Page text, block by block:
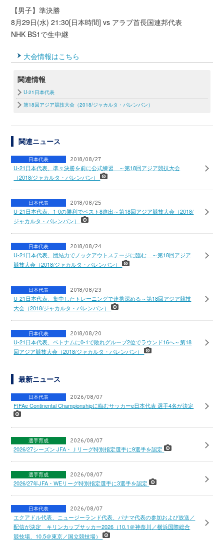
【男子】準決勝
8月29日(水) 21:30[日本時間] vs アラブ首長国連邦代表
NHK BS1で生中継
大会情報はこちら
関連情報
U-21日本代表
第18回アジア競技大会（2018/ジャカルタ・パレンバン）
関連ニュース
日本代表 2018/08/27
U-21日本代表、準々決勝を前に公式練習 ～第18回アジア競技大会
（2018/ジャカルタ・パレンバン）
日本代表 2018/08/25
U-21日本代表、1-0の勝利でベスト8進出～第18回アジア競技大会（2018/
ジャカルタ・パレンバン）
日本代表 2018/08/24
U-21日本代表、団結力でノックアウトステージに臨む ～第18回アジア
競技大会（2018/ジャカルタ・パレンバン）
日本代表 2018/08/23
U-21日本代表、集中したトレーニングで連携深める～第18回アジア競技
大会（2018/ジャカルタ・パレンバン）
日本代表 2018/08/20
U-21日本代表、ベトナムに0-1で敗れグループ2位でラウンド16へ～第18
回アジア競技大会（2018/ジャカルタ・パレンバン）
最新ニュース
日本代表 2026/08/07
FIFAe Continental Championshipに臨むサッカーe日本代表 選手4名が決定
選手育成 2026/08/07
2026/27シーズン JFA・Ｊリーグ特別指定選手に9選手を認定
選手育成 2026/08/07
2026/27年JFA・WEリーグ特別指定選手に3選手を認定
日本代表 2026/08/07
エクアドル代表、ニュージーランド代表、パナマ代表の参加および放送／
配信が決定 キリンカップサッカー2026（10.1＠神奈川／横浜国際総合
競技場、10.5＠東京／国立競技場）